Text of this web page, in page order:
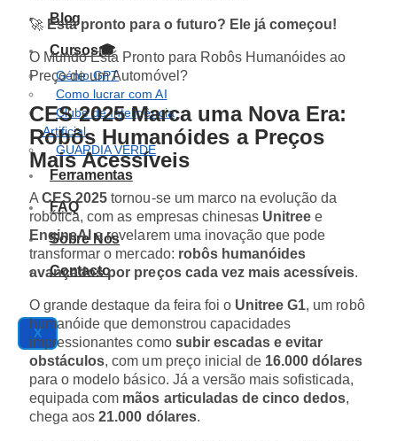
Blog
Cursos🎓
Génio GPT
Como lucrar com AI
Clube de Inteligência
Artificial.
GUARDIA VERDE
Ferramentas
FAQ
Sobre Nós
Contacto
X
🚀 Está pronto para o futuro? Ele já começou!
O Mundo Está Pronto para Robôs Humanóides ao
Preço de um Automóvel?
CES 2025 Marca uma Nova Era:
Robôs Humanóides a Preços
Mais Acessíveis
ACES 2025 tornou-se um marco na evolução da
robótica, com as empresas chinesas Unitree e
EngineAI a revelarem uma inovação que pode
transformar o mercado: robôs humanóides
avançados por preços cada vez mais acessíveis.
O grande destaque da feira foi o Unitree G1, um robô
humanóide que demonstrou capacidades
impressionantes como subir escadas e evitar
obstáculos, com um preço inicial de 16.000 dólares
para o modelo básico. Já a versão mais sofisticada,
equipada com mãos articuladas de cinco dedos,
chega aos21.000 dólares.